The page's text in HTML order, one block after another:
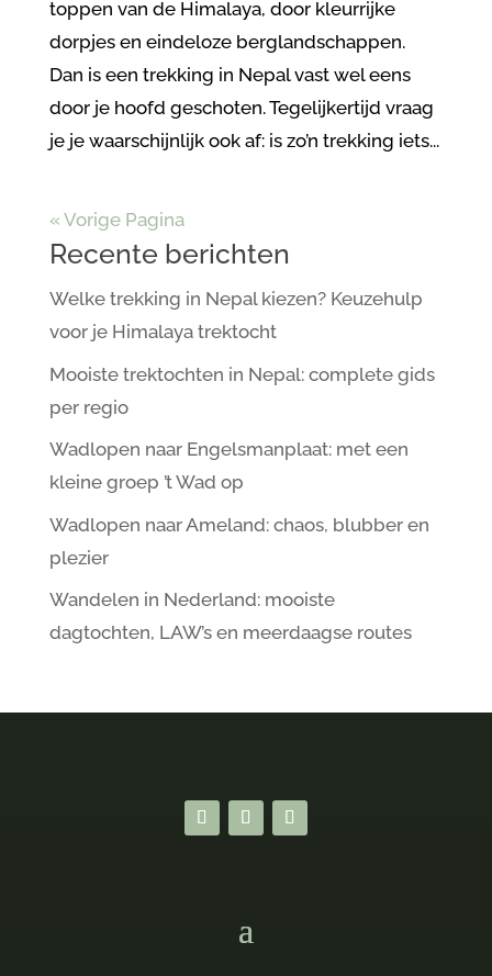
toppen van de Himalaya, door kleurrijke
dorpjes en eindeloze berglandschappen.
Dan is een trekking in Nepal vast wel eens
door je hoofd geschoten. Tegelijkertijd vraag
je je waarschijnlijk ook af: is zo’n trekking iets...
« Vorige Pagina
Recente berichten
Welke trekking in Nepal kiezen? Keuzehulp
voor je Himalaya trektocht
Mooiste trektochten in Nepal: complete gids
per regio
Wadlopen naar Engelsmanplaat: met een
kleine groep ’t Wad op
Wadlopen naar Ameland: chaos, blubber en
plezier
Wandelen in Nederland: mooiste
dagtochten, LAW’s en meerdaagse routes